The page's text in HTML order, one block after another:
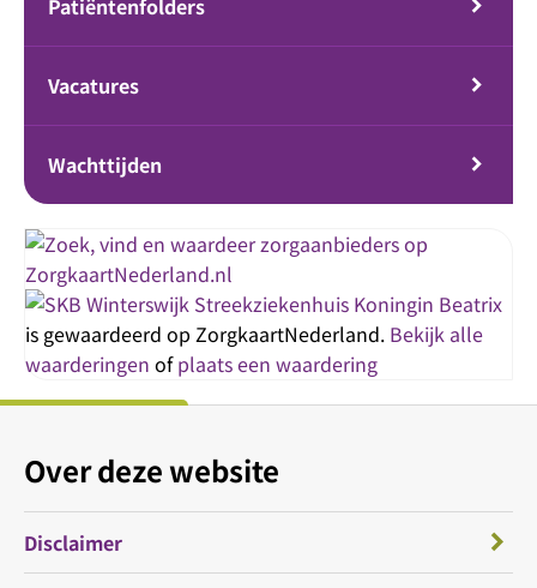
Patiëntenfolders
Vacatures
Wachttijden
Streekziekenhuis Koningin Beatrix
is gewaardeerd op ZorgkaartNederland. Bekijk alle
waarderingen ofplaats een waardering
Over deze website
Disclaimer